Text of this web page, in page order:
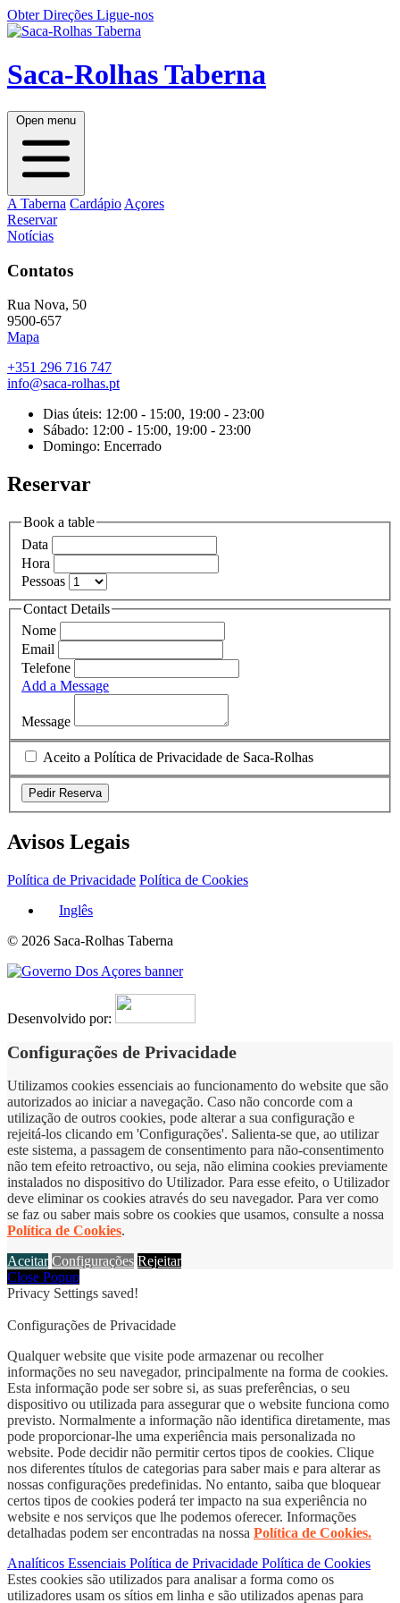
Obter Direções Ligue-nos
Saca-Rolhas Taberna
Open menu
A Taberna Cardápio Açores
Reservar
Notícias
Contatos
Rua Nova, 50
9500-657
Mapa
+351 296 716 747
info@saca-rolhas.pt
Dias úteis: 12:00 - 15:00, 19:00 - 23:00
Sábado: 12:00 - 15:00, 19:00 - 23:00
Domingo: Encerrado
Reservar
Book a table
Data
Hora
Pessoas
Contact Details
Nome
Email
Telefone
Add a Message
Message
Aceito a Política de Privacidade de Saca-Rolhas
Pedir Reserva
Avisos Legais
Política de Privacidade Política de Cookies
Inglês
© 2026 Saca-Rolhas Taberna
Desenvolvido por:
Configurações de Privacidade
Utilizamos cookies essenciais ao funcionamento do website que são
autorizados ao iniciar a navegação. Caso não concorde com a
utilização de outros cookies, pode alterar a sua configuração e
rejeitá-los clicando em 'Configurações'. Salienta-se que, ao utilizar
este sistema, a passagem de consentimento para não-consentimento
não tem efeito retroactivo, ou seja, não elimina cookies previamente
instalados no dispositivo do Utilizador. Para esse efeito, o Utilizador
deve eliminar os cookies através do seu navegador. Para ver como
se faz ou saber mais sobre os cookies que usamos, consulte a nossa
Política de Cookies.
Aceitar Configurações Rejeitar
Close Popup
Privacy Settings saved!
Configurações de Privacidade
Qualquer website que visite pode armazenar ou recolher
informações no seu navegador, principalmente na forma de cookies.
Esta informação pode ser sobre si, as suas preferências, o seu
dispositivo ou utilizada para assegurar que o website funciona como
previsto. Normalmente a informação não identifica diretamente, mas
pode proporcionar-lhe uma experiência mais personalizada no
website. Pode decidir não permitir certos tipos de cookies. Clique
nos diferentes títulos de categorias para saber mais e para alterar as
nossas configurações predefinidas. No entanto, saiba que bloquear
certos tipos de cookies poderá ter impacto na sua experiência no
website e nos serviços que lhe podemos oferecer. Informações
detalhadas podem ser encontradas na nossa Política de Cookies.
Analíticos Essenciais Política de Privacidade Política de Cookies
Estes cookies são utilizados para analisar a forma como os
utilizadores usam os sítios em linha e são utilizados apenas para